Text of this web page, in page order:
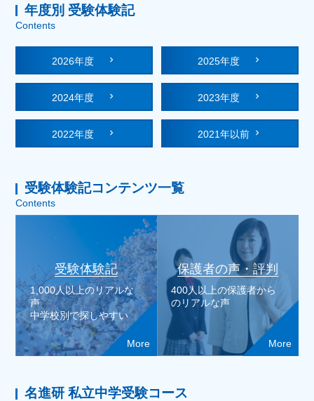
年度別 受験体験記
Contents
2026年度 2025年度
2024年度 2023年度
2022年度 2021年以前
受験体験記コンテンツ一覧
Contents
受験体験記
1,000人以上のリアルな
声
中学校別で探しやすい
More
保護者の声・評判
400人以上の保護者から
のリアルな声
More
名進研 私立中学受験コース